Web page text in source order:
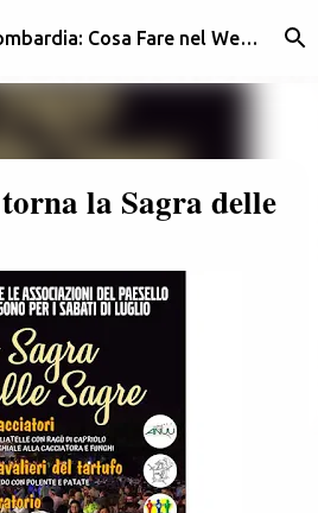
contenuti principali Eventi e Sagre Lombardia: Cosa Fare nel Weekend | Weekendidea
la Sagra delle